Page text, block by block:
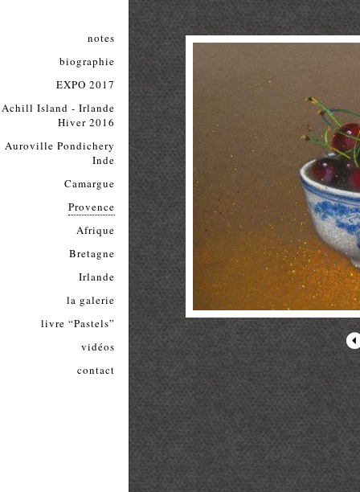
notes
biographie
EXPO 2017
Achill Island - Irlande
Hiver 2016
Auroville Pondichery
Inde
Camargue
Provence
Afrique
Bretagne
Irlande
la galerie
livre “Pastels”
vidéos
contact